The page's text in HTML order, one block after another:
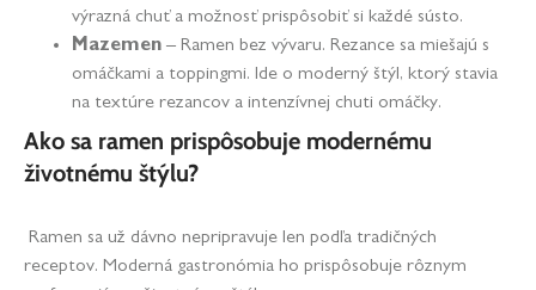
výrazná chuť a možnosť prispôsobiť si každé sústo.
Mazemen – Ramen bez vývaru. Rezance sa miešajú s
omáčkami a toppingmi. Ide o moderný štýl, ktorý stavia
na textúre rezancov a intenzívnej chuti omáčky.
Ako sa ramen prispôsobuje modernému
životnému štýlu?
Ramen sa už dávno nepripravuje len podľa tradičných
receptov. Moderná gastronómia ho prispôsobuje rôznym